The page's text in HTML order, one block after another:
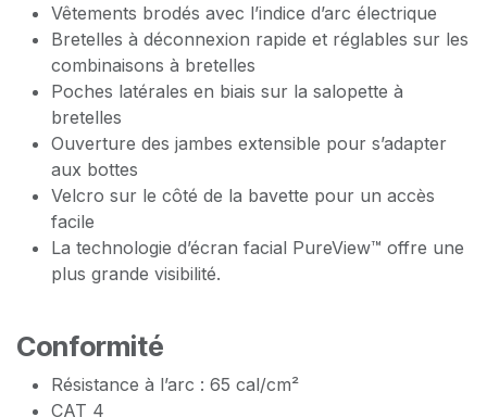
Vêtements brodés avec l’indice d’arc électrique
Bretelles à déconnexion rapide et réglables sur les
combinaisons à bretelles
Poches latérales en biais sur la salopette à
bretelles
Ouverture des jambes extensible pour s’adapter
aux bottes
Velcro sur le côté de la bavette pour un accès
facile
La technologie d’écran facial PureView™ offre une
plus grande visibilité.
Conformité
Résistance à l’arc : 65 cal/cm²
CAT 4